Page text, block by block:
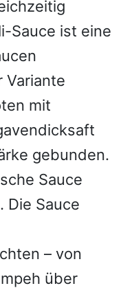
Sauce ist eine
Variante
mit
gebunden.
Sauce
Die Sauce
– von
über